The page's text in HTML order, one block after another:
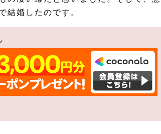
結婚したのです。